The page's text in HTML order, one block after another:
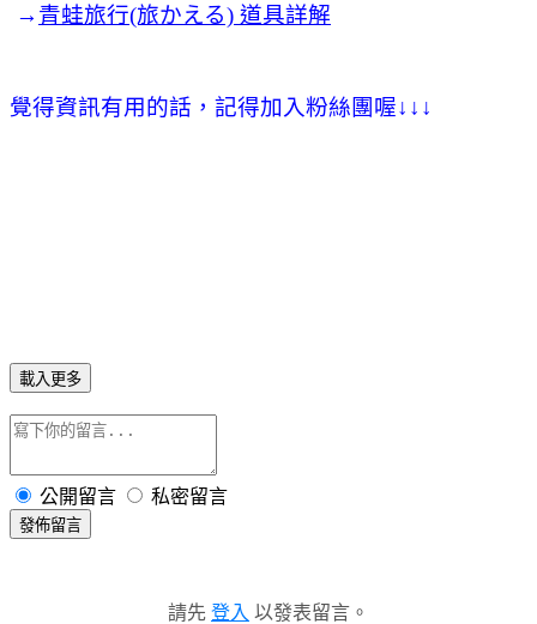
→ 青蛙旅行(旅かえる) 道具詳解
覺得資訊有用的話，記得加入粉絲團喔↓ ↓ ↓
載入更多
公開留言 私密留言
發佈留言
請先 登入 以發表留言。